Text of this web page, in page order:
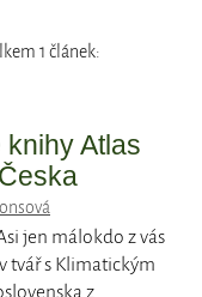
1 článek:
Atlas
jen málokdo z vás
tvář s Klimatickým
z